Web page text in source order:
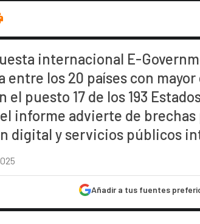
internacional E-
entre los 20 países con
el puesto 17 de los 193
informe advierte de
digital y servicios públicos
Añadir a tus fuentes